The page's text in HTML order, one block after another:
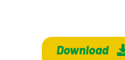
Download